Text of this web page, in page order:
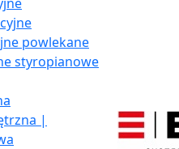
powlekane
styropianowe
|